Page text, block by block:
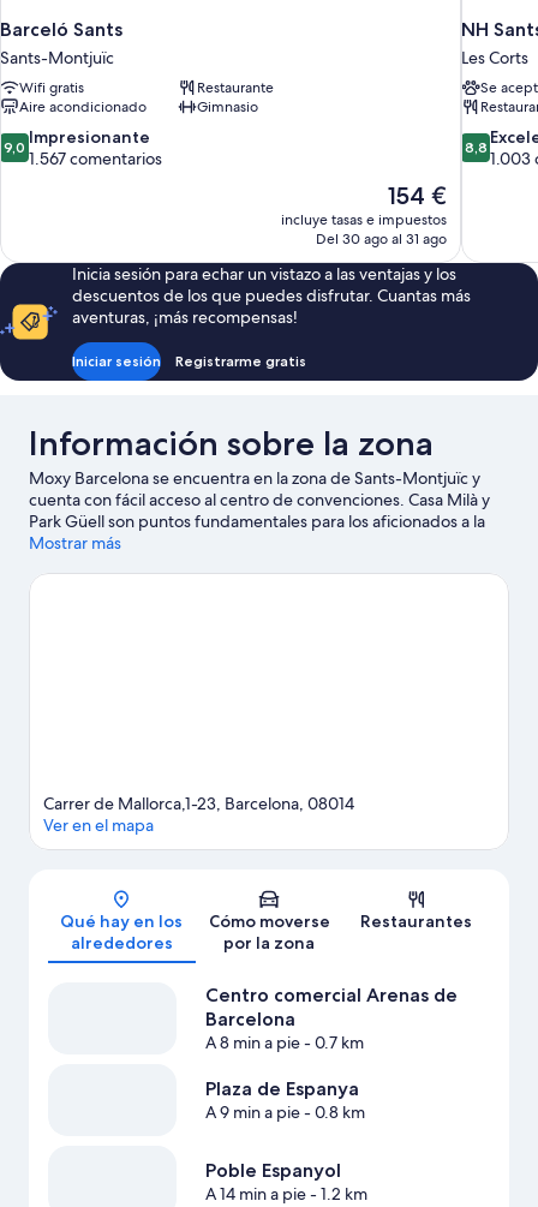
Barceló Sants
Sants-Montjuïc
Wifi gratis
Restaurante
Aire acondicionado
Gimnasio
9.0
sobre
9,0 Impresionante
1.567 comentarios
El
precio
actual
de
154 €
154 €
incluye tasas e impuestos
Del 30 ago al 31 ago
NH
Les Corts
Se
8.8
sobre
8,8
1.003
Inicia sesión para echar un vistazo a las ventajas y los
descuentos de los que puedes disfrutar. Cuantas más
aventuras, ¡más recompensas!
Iniciar sesión Registrarme gratis
Información sobre la zona
Moxy Barcelona se encuentra en la zona de Sants-Montjuïc y
cuenta con fácil acceso al centro de convenciones. Casa Milà y
Park Güell son puntos fundamentales para los aficionados a la
cultura; añádelos a tu itinerario junto con Catedral de Barcelona
Puedes buscar el calendario de Camp Nou. Si quieres opciones
Mostrar más
Mapa
Carrer de Mallorca,1-23, Barcelona, 08014
Ver en el mapa
Qué hay en los
alrededores
Cómo moverse
por la zona
Restaurantes
Centro comercial Arenas de
Barcelona
A 8 min a pie- 0.7 km
Plaza de Espanya
A 9 min a pie- 0.8 km
Poble Espanyol
A 14 min a pie- 1.2 km